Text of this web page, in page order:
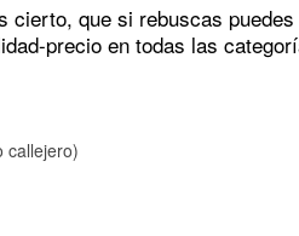
cierto, que si rebuscas
precio en todas las
callejero)